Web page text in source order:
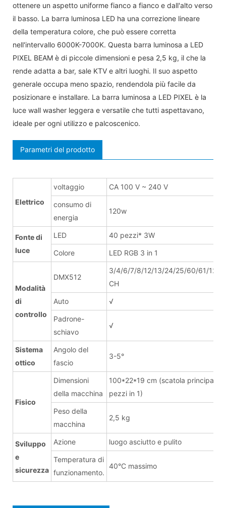
ottenere un aspetto uniforme fianco a fianco e dall'alto verso
il basso. La barra luminosa LED ha una correzione lineare
della temperatura colore, che può essere corretta
nell'intervallo 6000K-7000K. Questa barra luminosa a LED
PIXEL BEAM è di piccole dimensioni e pesa 2,5 kg, il che la
rende adatta a bar, sale KTV e altri luoghi. Il suo aspetto
generale occupa meno spazio, rendendola più facile da
posizionare e installare. La barra luminosa a LED PIXEL è la
luce wall washer leggera e versatile che tutti aspettavano,
ideale per ogni utilizzo e palcoscenico.
Parametri del prodotto
Elettrico
voltaggio CA 100 V ~ 240 V
consumo di
energia
120w
Fonte di
luce
LED 40 pezzi* 3W
Colore LED RGB 3 in 1
Modalità
di
controllo
DMX512
3/4/6/7/8/12/13/24/25/60/61/120/
CH
Auto √
Padrone-
schiavo
√
Sistema
ottico
Angolo del
fascio
3-5°
Fisico
Dimensioni
della macchina
100*22*19 cm (scatola principale:
pezzi in 1)
Peso della
macchina
2,5 kg
Sviluppo
e
sicurezza
Azione luogo asciutto e pulito
Temperatura di
funzionamento.
40°C massimo